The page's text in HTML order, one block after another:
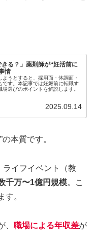
きる？」薬剤師が“妊活前に
情
うとすると、採用面・体調面・
です。本記事では妊娠前に転職す
選びのポイントを解説します。
2025.09.14
本質です。
ライフイベント（教
千万〜1億円規模。こ
す。
、 職場による年収差が